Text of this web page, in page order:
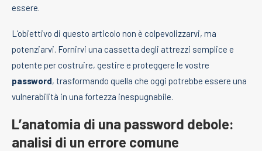
essere.
L’obiettivo di questo articolo non è colpevolizzarvi, ma
potenziarvi. Fornirvi una cassetta degli attrezzi semplice e
potente per costruire, gestire e proteggere le vostre
password, trasformando quella che oggi potrebbe essere una
vulnerabilità in una fortezza inespugnabile.
L’anatomia di una password debole:
analisi di un errore comune